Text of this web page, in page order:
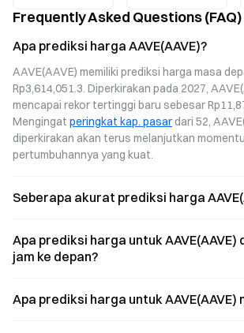
penurunan
Sektor DeFi
5,08% dalam 24
jam, dengan
HYPE anjlok
10,28% dan
AAVE melemah
6,12%.
protokol tersebut
implementasinya
Ethereum.
Frequently Asked Questions (FAQ)
Apa prediksi harga AAVE(AAVE)?
AAVE(AAVE) memiliki prediksi harga masa
Rp3,614,051.3. Diperkirakan pada 2027,
mencapai rekor tertinggi baru sebesar
Mengingat peringkat kap. pasar dari 52,
diperkirakan akan terus melanjutkan
pertumbuhannya yang kuat.
Seberapa akurat prediksi harga
Apa prediksi harga untuk AAVE(AAVE)
jam ke depan?
Apa prediksi harga untuk AAVE(AAVE)